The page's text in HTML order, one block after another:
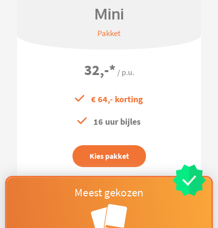
Mini
Pakket
32,-* / p.u.
€ 64,- korting
16 uur bijles
Kies pakket